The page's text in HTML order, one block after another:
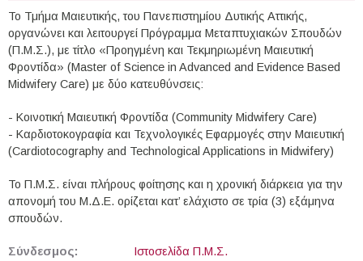
Το Τμήμα Μαιευτικής, του Πανεπιστημίου Δυτικής Αττικής,
οργανώνει και λειτουργεί Πρόγραμμα Μεταπτυχιακών Σπουδών
(Π.Μ.Σ.), με τίτλο «Προηγμένη και Τεκμηριωμένη Μαιευτική
Φροντίδα» (Master of Science in Advanced and Evidence Based
Midwifery Care) με δύο κατευθύνσεις:
- Κοινοτική Μαιευτική Φροντίδα (Community Midwifery Care)
- Καρδιοτοκογραφία και Τεχνολογικές Εφαρμογές στην Μαιευτική
(Cardiotocography and Technological Applications in Midwifery)
Το Π.Μ.Σ. είναι πλήρους φοίτησης και η χρονική διάρκεια για την
απονομή του Μ.Δ.Ε. ορίζεται κατ’ ελάχιστο σε τρία (3) εξάμηνα
σπουδών.
Σύνδεσμος:
Ιστοσελίδα Π.Μ.Σ.